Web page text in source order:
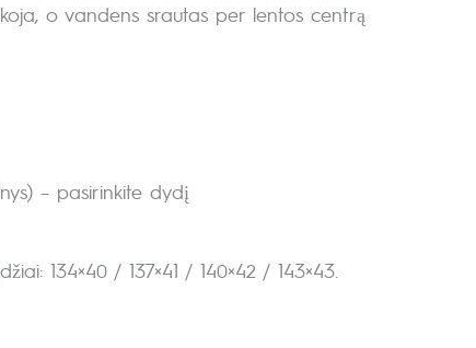
o vandens srautas per lentos centrą
– pasirinkite dydį
134×40 / 137×41 / 140×42 / 143×43.